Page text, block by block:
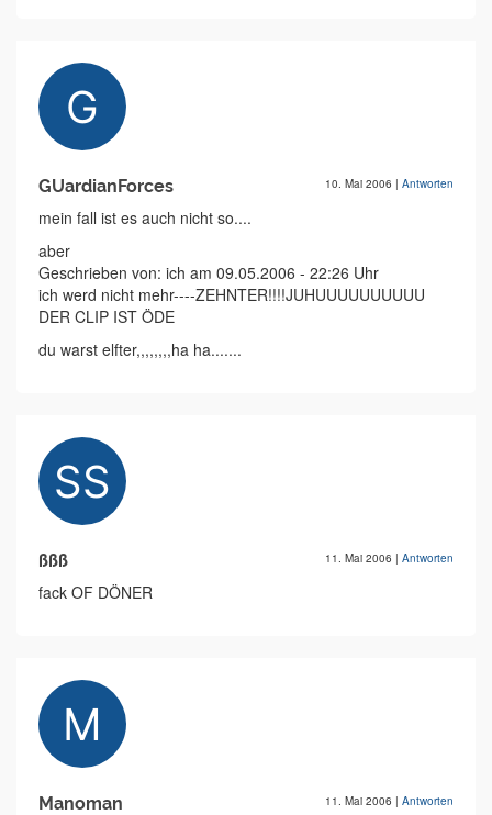
GUardianForces 10. Mai 2006 | Antworten
mein fall ist es auch nicht so....
aber
Geschrieben von: ich am 09.05.2006 - 22:26 Uhr
ich werd nicht mehr----ZEHNTER!!!!JUHUUUUUUUUUU
DER CLIP IST ÖDE
du warst elfter,,,,,,,,ha ha.......
ßßß 11. Mai 2006 | Antworten
fack OF DÖNER
Manoman 11. Mai 2006 | Antworten